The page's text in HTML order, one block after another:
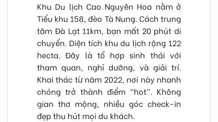
Khu Du lịch Cao Nguyên Hoa nằm ở
Tiểu khu 158, đèo Tà Nung. Cách trung
tâm Đà Lạt 11km, bạn mất 20 phút di
chuyển. Diện tích khu du lịch rộng 122
hecta. Đây là tổ hợp sinh thái với
tham quan, nghỉ dưỡng, và giải trí.
Khai thác từ năm 2022, nơi này nhanh
chóng trở thành điểm “hot”. Không
gian thơ mộng, nhiều góc check-in
đẹp thu hút mọi du khách.